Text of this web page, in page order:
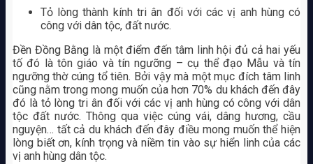
Tỏ lòng thành kính tri ân đối với các vị anh hùng có
công với dân tộc, đất nước.
Đền Đồng Bằng là một điểm đến tâm linh hội đủ cả hai yếu
tố đó là tôn giáo và tín ngưỡng – cụ thể đạo Mẫu và tín
ngưỡng thờ cúng tổ tiên. Bởi vậy mà một mục đích tâm linh
cũng nằm trong mong muốn của hơn 70% du khách đến đây
đó là tỏ lòng tri ân đối với các vị anh hùng có công với dân
tộc đất nước. Thông qua việc cúng vái, dâng hương, cầu
nguyện… tất cả du khách đến đây điều mong muốn thể hiện
lòng biết ơn, kính trọng và niềm tin vào sự hiển linh của các
vị anh hùng dân tộc.